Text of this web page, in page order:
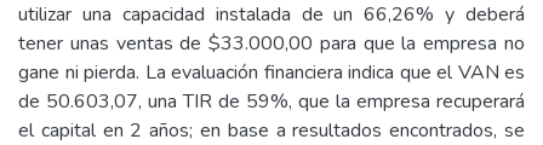
utilizar una capacidad instalada de un 66,26% y deberá
tener unas ventas de $33.000,00 para que la empresa no
gane ni pierda. La evaluación financiera indica que el VAN es
de 50.603,07, una TIR de 59%, que la empresa recuperará
el capital en 2 años; en base a resultados encontrados, se